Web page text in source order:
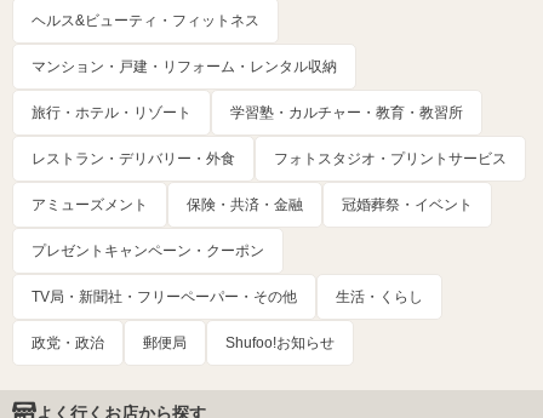
ヘルス&ビューティ・フィットネス
マンション・戸建・リフォーム・レンタル収納
旅行・ホテル・リゾート 学習塾・カルチャー・教育・教習所
レストラン・デリバリー・外食 フォトスタジオ・プリントサービス
アミューズメント 保険・共済・金融 冠婚葬祭・イベント
プレゼントキャンペーン・クーポン
TV局・新聞社・フリーペーパー・その他 生活・くらし
政党・政治 郵便局 Shufoo!お知らせ
よく行くお店から探す